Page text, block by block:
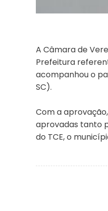
A Câmara de
Prefeitura
acompanhou o
SC).
Com a
aprovadas tanto
do TCE, o